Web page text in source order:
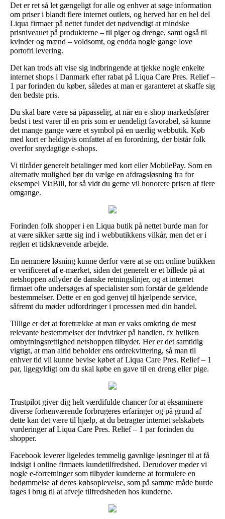
Det er ret så let gængeligt for alle og enhver at søge information
om priser i blandt flere internet outlets, og herved har en hel del
Liqua firmaer på nettet fundet det nødvendigt at mindske
prisniveauet på produkterne – til piger og drenge, samt også til
kvinder og mænd – voldsomt, og endda nogle gange love
portofri levering.
Det kan trods alt vise sig indbringende at tjekke nogle enkelte
internet shops i Danmark efter rabat på Liqua Care Pres. Relief –
1 par forinden du køber, således at man er garanteret at skaffe sig
den bedste pris.
Du skal bare være så påpasselig, at når en e-shop markedsfører
bedst i test varer til en pris som er uendeligt favorabel, så kunne
det mange gange være et symbol på en uærlig webbutik. Køb
med kort er heldigvis omfattet af en forordning, der bistår folk
overfor snydagtige e-shops.
Vi tilråder generelt betalinger med kort eller MobilePay. Som en
alternativ mulighed bør du vælge en afdragsløsning fra for
eksempel ViaBill, for så vidt du gerne vil honorere prisen af flere
omgange.
Forinden folk shopper i en Liqua butik på nettet burde man for
at være sikker sætte sig ind i webbutikkens vilkår, men det er i
reglen et tidskrævende arbejde.
En nemmere løsning kunne derfor være at se om online butikken
er verificeret af e-mærket, siden det generelt er et billede på at
netshoppen adlyder de danske retningslinjer, og at internet
firmaet ofte undersøges af specialister som forstår de gældende
bestemmelser. Dette er en god genvej til hjælpende service,
såfremt du møder udfordringer i processen med din handel.
Tillige er det at foretrække at man er vaks omkring de mest
relevante bestemmelser der indvirker på handlen, fx hvilken
ombytningsrettighed netshoppen tilbyder. Her er det samtidig
vigtigt, at man altid beholder ens ordrekvittering, så man til
enhver tid vil kunne bevise købet af Liqua Care Pres. Relief – 1
par, ligegyldigt om du skal købe en gave til en dreng eller pige.
Trustpilot giver dig helt værdifulde chancer for at eksaminere
diverse forhenværende forbrugeres erfaringer og på grund af
dette kan det være til hjælp, at du betragter internet selskabets
vurderinger af Liqua Care Pres. Relief – 1 par forinden du
shopper.
Facebook leverer ligeledes temmelig gavnlige løsninger til at få
indsigt i online firmaets kundetilfredshed. Derudover møder vi
nogle e-forretninger som tilbyder kunderne at formulere en
bedømmelse af deres købsoplevelse, som på samme måde burde
tages i brug til at afveje tilfredsheden hos kunderne.